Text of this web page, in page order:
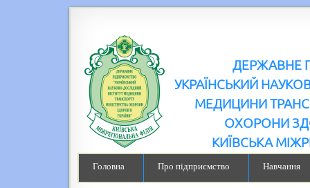
ДЕРЖАВНЕ
УКРАЇНСЬКИЙ
МЕДИЦИНИ
ОХОРОНИ
КИЇВСЬКА
Головна Про підприємство Навчання